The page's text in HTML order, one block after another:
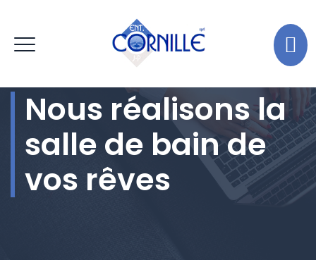
Nous réalisons la
salle de bain de
vos rêves